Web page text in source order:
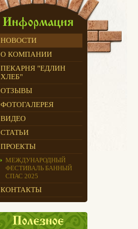
Информация
НОВОСТИ
О КОМПАНИИ
ПЕКАРНЯ "ЕДЛИН
ХЛЕБ"
ОТЗЫВЫ
ФОТОГАЛЕРЕЯ
ВИДЕО
СТАТЬИ
ПРОЕКТЫ
МЕЖДУНАРОДНЫЙ
ФЕСТИВАЛЬ БАННЫЙ
СПАС 2025
КОНТАКТЫ
Полезное